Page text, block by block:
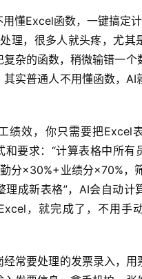
懂Excel函数，一键搞定
理，很多人就头疼，尤其
杂的函数，稍微输错一个
实普通人不用懂函数，AI
绩效，你只需要把Excel
和要求：“计算表格中所有
分×30%+业绩分×70%，
理成新表格”，AI会自动计
，就完成了，不用手
常要处理的发票录入，用